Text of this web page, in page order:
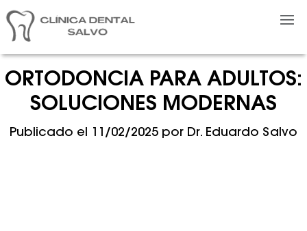
ORTODONCIA PARA ADULTOS:
SOLUCIONES MODERNAS
Publicado el 11/02/2025 por Dr. Eduardo Salvo